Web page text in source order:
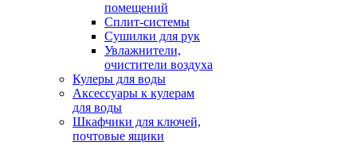
помещений
Сплит-системы
Сушилки для рук
Увлажнители,
очистители воздуха
Кулеры для воды
Аксессуары к кулерам
для воды
Шкафчики для ключей,
почтовые ящики